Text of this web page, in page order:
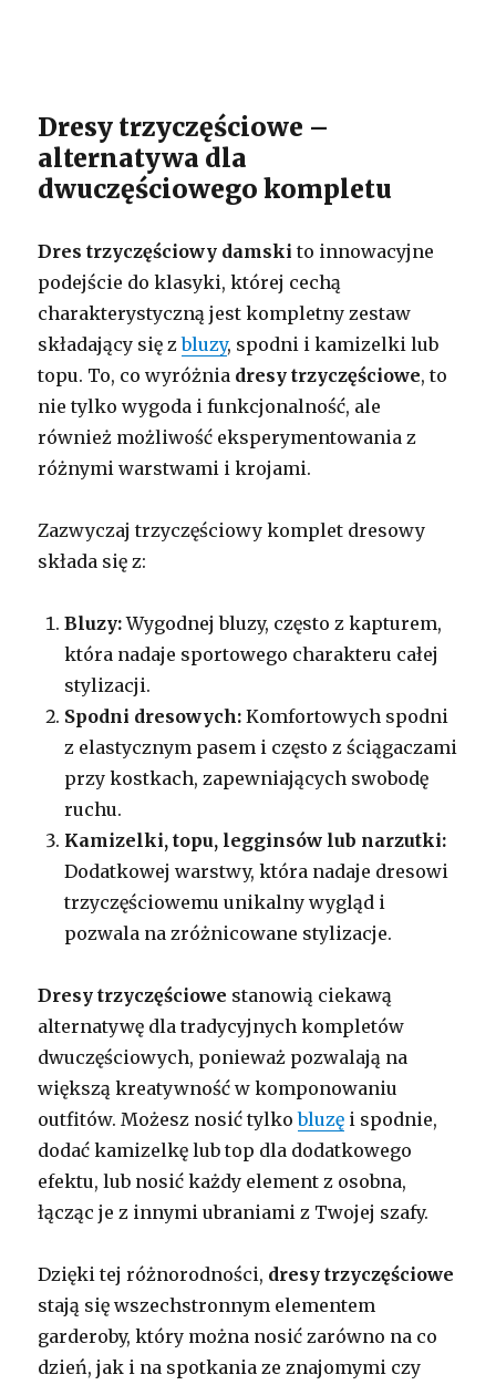
Dresy trzyczęściowe –
alternatywa dla
dwuczęściowego kompletu
Dres trzyczęściowy damski to innowacyjne
podejście do klasyki, której cechą
charakterystyczną jest kompletny zestaw
składający się zbluzy, spodni i kamizelki lub
topu. To, co wyróżnia dresy trzyczęściowe, to
nie tylko wygoda i funkcjonalność, ale
również możliwość eksperymentowania z
różnymi warstwami i krojami.
Zazwyczaj trzyczęściowy komplet dresowy
składa się z:
Bluzy:Wygodnej bluzy, często z kapturem,
która nadaje sportowego charakteru całej
stylizacji.
Spodni dresowych: Komfortowych spodni
z elastycznym pasem i często z ściągaczami
przy kostkach, zapewniających swobodę
ruchu.
Kamizelki, topu, legginsów lub narzutki:
Dodatkowej warstwy, która nadaje dresowi
trzyczęściowemu unikalny wygląd i
pozwala na zróżnicowane stylizacje.
Dresy trzyczęściowe stanowią ciekawą
alternatywę dla tradycyjnych kompletów
dwuczęściowych, ponieważ pozwalają na
większą kreatywność w komponowaniu
outfitów. Możesz nosić tylkobluzę i spodnie,
dodać kamizelkę lub top dla dodatkowego
efektu, lub nosić każdy element z osobna,
łącząc je z innymi ubraniami z Twojej szafy.
Dzięki tej różnorodności, dresy trzyczęściowe
stają się wszechstronnym elementem
garderoby, który można nosić zarówno na co
dzień, jak i na spotkania ze znajomymi czy